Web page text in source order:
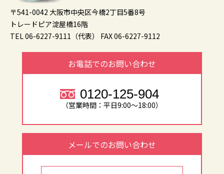
〒541-0042 大阪市中央区今橋2丁目5番8号
トレードピア淀屋橋16階
TEL 06-6227-9111（代表）
FAX 06-6227-9112
お電話でのお問い合わせ
0120-125-904
（営業時間：平日9:00～18:00）
メールでのお問い合わせ